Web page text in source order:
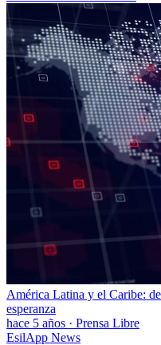
América Latina y el Caribe:
esperanza
hace 5 años · Prensa Libre
EsilApp News